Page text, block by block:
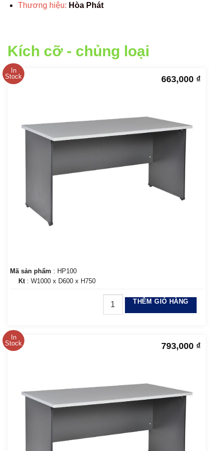
Thương hiệu: Hòa Phát
Kích cỡ - chủng loại
In
Stock
663,000 ₫
Mã sản phẩm : HP100
Kt: W1000 x D600 x H750
THÊM GIỎ HÀNG
In
Stock
793,000 ₫